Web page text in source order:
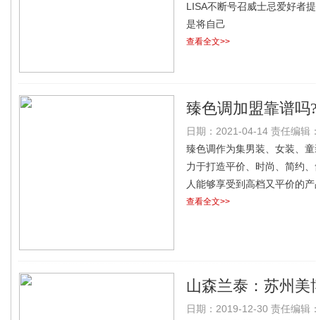
LISA不断号召威士忌爱好者
是将自己
查看全文>>
臻色调加盟靠谱吗
日期：2021-04-14 责任编辑
臻色调作为集男装、女装、
力于打造平价、时尚、简约
人能够享受到高档又平价的
查看全文>>
山森兰泰：苏州
日期：2019-12-30 责任编辑